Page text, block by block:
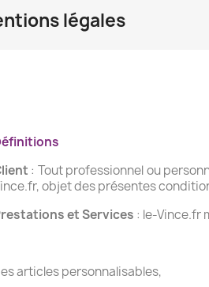
légales
: Tout professionnel ou
objet des présentes
et Services : le-Vince.fr
articles personnalisables,